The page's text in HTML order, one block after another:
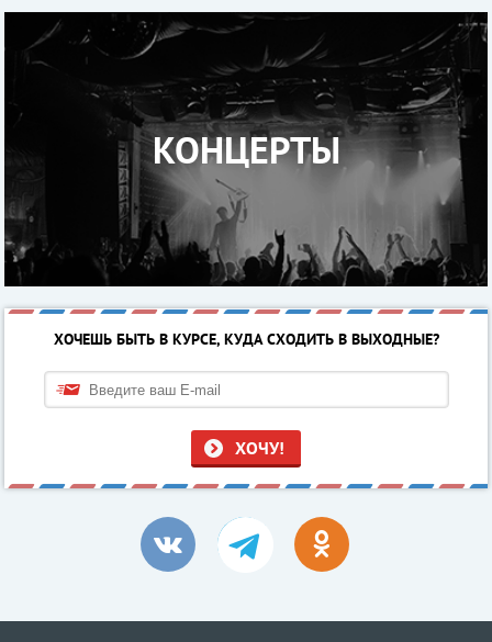
КОНЦЕРТЫ
ХОЧЕШЬ БЫТЬ В КУРСЕ, КУДА СХОДИТЬ В ВЫХОДНЫЕ?
ХОЧУ!